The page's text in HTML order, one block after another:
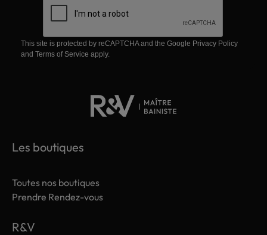
This site is protected by reCAPTCHA and the Google Privacy Policy
and Terms of Service apply.
Les boutiques
Toutes nos boutiques
Prendre Rendez-vous
R&V